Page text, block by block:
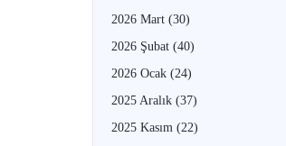
2026 Mart (30)
2026 Şubat (40)
2026 Ocak (24)
2025 Aralık (37)
2025 Kasım (22)